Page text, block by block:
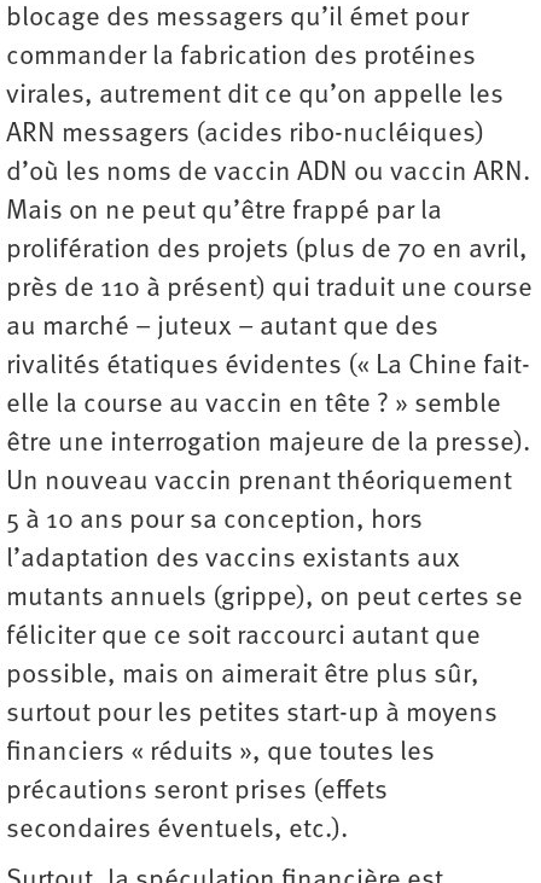
blocage des messagers qu’il émet pour
commander la fabrication des protéines
virales, autrement dit ce qu’on appelle les
ARN messagers (acides ribo-nucléiques)
d’où les noms de vaccin ADN ou vaccin ARN.
Mais on ne peut qu’être frappé par la
prolifération des projets (plus de 70 en avril,
près de 110 à présent) qui traduit une course
au marché – juteux – autant que des
rivalités étatiques évidentes (« La Chine fait-
elle la course au vaccin en tête ? » semble
être une interrogation majeure de la presse).
Un nouveau vaccin prenant théoriquement
5 à 10 ans pour sa conception, hors
l’adaptation des vaccins existants aux
mutants annuels (grippe), on peut certes se
féliciter que ce soit raccourci autant que
possible, mais on aimerait être plus sûr,
surtout pour les petites start-up à moyens
financiers « réduits », que toutes les
précautions seront prises (effets
secondaires éventuels, etc.).